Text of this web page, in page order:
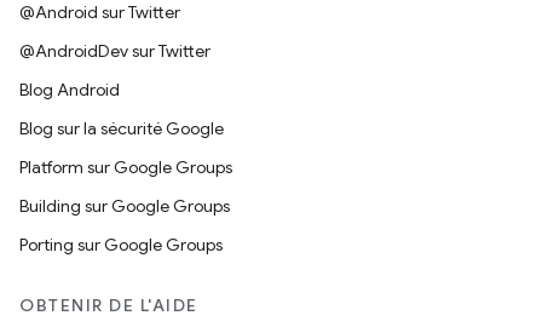
@Android sur Twitter
@AndroidDev sur Twitter
Blog Android
Blog sur la sécurité Google
Platform sur Google Groups
Building sur Google Groups
Porting sur Google Groups
OBTENIR DE L'AIDE